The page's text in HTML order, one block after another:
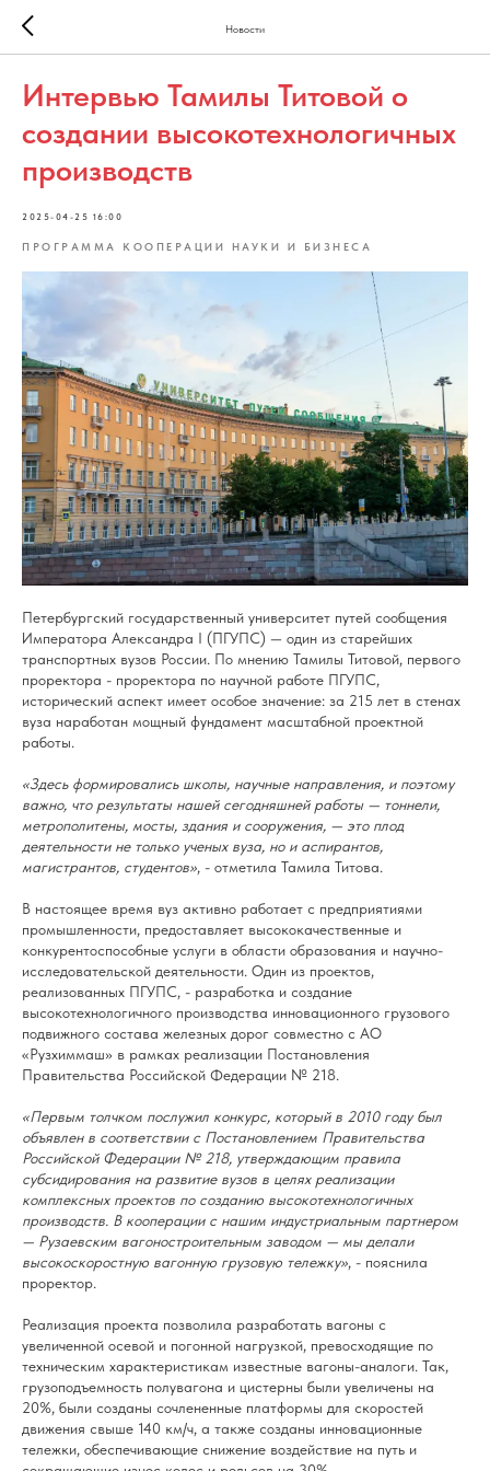
Новости
Интервью Тамилы Титовой о
создании высокотехнологичных
производств
2025-04-25 16:00
ПРОГРАММА КООПЕРАЦИИ НАУКИ И БИЗНЕСА
Петербургский государственный университет путей сообщения
Императора Александра I (ПГУПС) — один из старейших
транспортных вузов России. По мнению Тамилы Титовой, первого
проректора - проректора по научной работе ПГУПС,
исторический аспект имеет особое значение: за 215 лет в стенах
вуза наработан мощный фундамент масштабной проектной
работы.
«Здесь формировались школы, научные направления, и поэтому
важно, что результаты нашей сегодняшней работы — тоннели,
метрополитены, мосты, здания и сооружения, — это плод
деятельности не только ученых вуза, но и аспирантов,
магистрантов, студентов», - отметила Тамила Титова.
В настоящее время вуз активно работает с предприятиями
промышленности, предоставляет высококачественные и
конкурентоспособные услуги в области образования и научно-
исследовательской деятельности. Один из проектов,
реализованных ПГУПС, - разработка и создание
высокотехнологичного производства инновационного грузового
подвижного состава железных дорог совместно с АО
«Рузхиммаш» в рамках реализации Постановления
Правительства Российской Федерации № 218.
«Первым толчком послужил конкурс, который в 2010 году был
объявлен в соответствии c Постановлением Правительства
Российской Федерации № 218, утверждающим правила
субсидирования на развитие вузов в целях реализации
комплексных проектов по созданию высокотехнологичных
производств. В кооперации с нашим индустриальным партнером
— Рузаевским вагоностроительным заводом — мы делали
высокоскоростную вагонную грузовую тележку», - пояснила
проректор.
Реализация проекта позволила разработать вагоны с
увеличенной осевой и погонной нагрузкой, превосходящие по
техническим характеристикам известные вагоны-аналоги. Так,
грузоподъемность полувагона и цистерны были увеличены на
20%, были созданы сочлененные платформы для скоростей
движения свыше 140 км/ч, а также созданы инновационные
тележки, обеспечивающие снижение воздействие на путь и